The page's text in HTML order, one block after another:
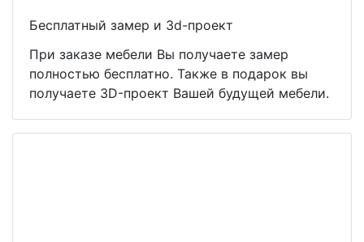
Бесплатный замер и 3d-проект
При заказе мебели Вы получаете замер
полностью бесплатно. Также в подарок вы
получаете 3D-проект Вашей будущей мебели.